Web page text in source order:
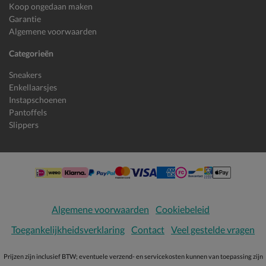
Koop ongedaan maken
Garantie
Algemene voorwaarden
Categorieën
Sneakers
Enkellaarsjes
Instapschoenen
Pantoffels
Slippers
Algemene voorwaarden
Cookiebeleid
Toegankelijkheidsverklaring Contact Veel gestelde vragen
Prijzen zijn inclusief BTW; eventuele verzend- en servicekosten kunnen van toepassing zijn